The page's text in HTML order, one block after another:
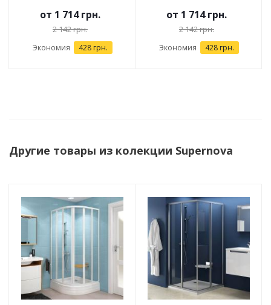
от 1 714 грн.
2 142 грн.
Экономия 428 грн.
от 1 714 грн.
2 142 грн.
Экономия 428 грн.
Другие товары из колекции Supernova